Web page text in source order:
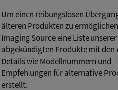
Um einen reibungslosen
älteren Produkten zu
Imaging Source eine Liste unserer
abgekündigten Produkte mit den
Details wie Modellnummern und
Empfehlungen für alternative
erstellt.